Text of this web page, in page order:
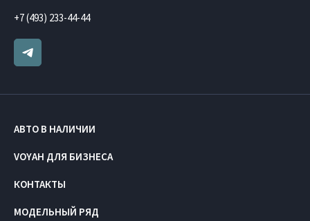
+7 (493) 233-44-44
АВТО В НАЛИЧИИ
VOYAH ДЛЯ БИЗНЕСА
КОНТАКТЫ
МОДЕЛЬНЫЙ РЯД